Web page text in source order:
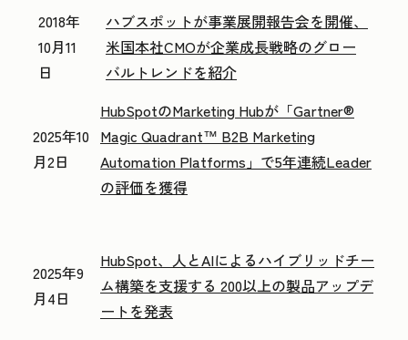
2018年
10月11
日
ハブスポットが事業展開報告会を開催、
米国本社CMOが企業成長戦略のグロー
バルトレンドを紹介
2025年10
月2日
HubSpotのMarketing Hubが「Gartner®
Magic Quadrant™ B2B Marketing
Automation Platforms」で5年連続Leader
の評価を獲得
2025年9
月4日
HubSpot、人とAIによるハイブリッドチー
ム構築を支援する 200以上の製品アップデ
ートを発表